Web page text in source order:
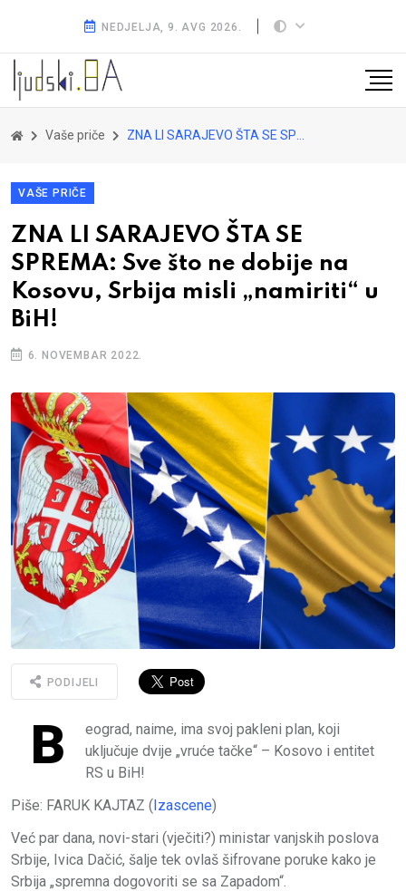
NEDJELJA, 9. AVG 2026.
Vaše priče ZNA LI SARAJEVO ŠTA SE SPREMA: Sve što ne dobije na Kosovu, Srbija misli „namiriti“ u BiH!
VAŠE PRIČE
ZNA LI SARAJEVO ŠTA SE
SPREMA: Sve što ne dobije na
Kosovu, Srbija misli „namiriti“ u
BiH!
6. NOVEMBAR 2022.
PODIJELI
B
eograd, naime, ima svoj pakleni plan, koji
uključuje dvije „vruće tačke“ – Kosovo i entitet
RS u BiH!
Piše: FARUK KAJTAZ (Izascene)
Već par dana, novi-stari (vječiti?) ministar vanjskih poslova
Srbije, Ivica Dačić, šalje tek ovlaš šifrovane poruke kako je
Srbija „spremna dogovoriti se sa Zapadom“.